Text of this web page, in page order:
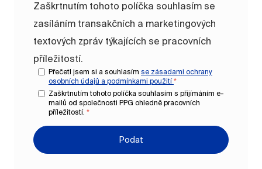
Zaškrtnutím tohoto políčka souhlasím se
zasíláním transakčních a marketingových
textových zpráv týkajících se pracovních
příležitostí.
Přečetl jsem si a souhlasím se zásadami ochrany
osobních údajů a podmínkami použití *
Zaškrtnutím tohoto políčka souhlasím s přijímáním e-
mailů od společnosti PPG ohledně pracovních
příležitostí. *
Podat